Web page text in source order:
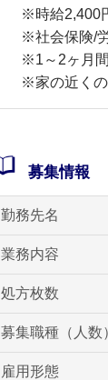
※時給2,400
※社会保険/
※1～2ヶ月
※家の近く
募集情報
勤務先名
業務内容
処方枚数
募集職種（人数
雇用形態